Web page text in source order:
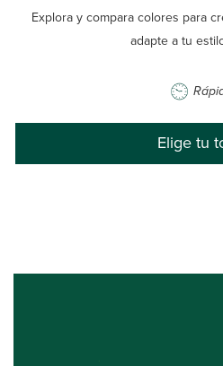
Explora y compara colores para
adapte a tu
Elige tu